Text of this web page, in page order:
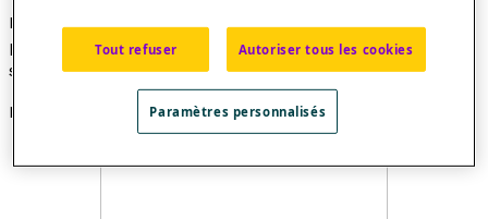
Dans une perspective à deux points de fuite, le
parallélisme des segments est conservé dans une
seule dimension.
Exemple
Tout refuser Autoriser tous les cookies
Paramètres personnalisés